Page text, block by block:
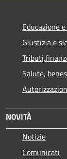
Educazione
Giustizia e
Salute,
NOVITÀ
Notizie
Comunicati